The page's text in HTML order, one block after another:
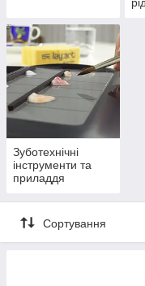
Зуботехнічні
інструменти та
приладдя
Сортування